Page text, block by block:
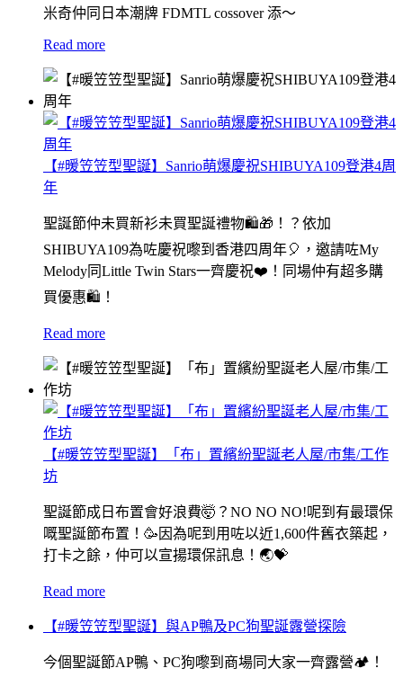
米奇仲同日本潮牌 FDMTL cossover 添～
Read more
【#暖笠笠型聖誕】Sanrio萌爆慶祝SHIBUYA109登港4周
年
聖誕節仲未買新衫未買聖誕禮物🛍🎁！？依加
SHIBUYA109為咗慶祝嚟到香港四周年🎈，邀請咗My
Melody同Little Twin Stars一齊慶祝❤️！同場仲有超多購
買優惠🛍！
Read more
【#暖笠笠型聖誕】「布」置繽紛聖誕老人屋/市集/工作
坊
聖誕節成日布置會好浪費🤯？NO NO NO!呢到有最環保
嘅聖誕節布置！🥳因為呢到用咗以近1,600件舊衣築起，
打卡之餘，仲可以宣揚環保訊息！🌏💝
Read more
【#暖笠笠型聖誕】與AP鴨及PC狗聖誕露營探險
今個聖誕節AP鴨、PC狗嚟到商場同大家一齊露營🏕️！